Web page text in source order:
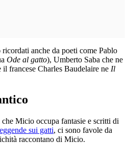
anche da poeti come Pablo
Ode al gatto), Umberto Saba che ne
il francese Charles Baudelaire ne Il
Micio occupa fantasie e scritti di
sui gatti, ci sono favole da
raccontano di Micio.